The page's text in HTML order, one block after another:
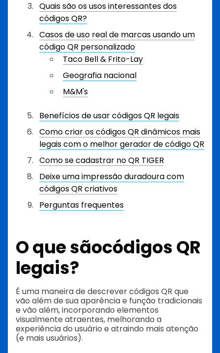
Quais são os usos interessantes dos
códigos QR?
Casos de uso real de marcas usando um
código QR personalizado
Taco Bell & Frito-Lay
Geografia nacional
M&M's
Benefícios de usar códigos QR legais
Como criar os códigos QR dinâmicos mais
legais com o melhor gerador de código QR
Como se cadastrar no QR TIGER
Deixe uma impressão duradoura com
códigos QR criativos
Perguntas frequentes
O que sãocódigos QR
legais?
É uma maneira de descrever códigos QR que
vão além de sua aparência e função tradicionais
e vão além, incorporando elementos
visualmente atraentes, melhorando a
experiência do usuário e atraindo mais atenção
(e mais usuários).